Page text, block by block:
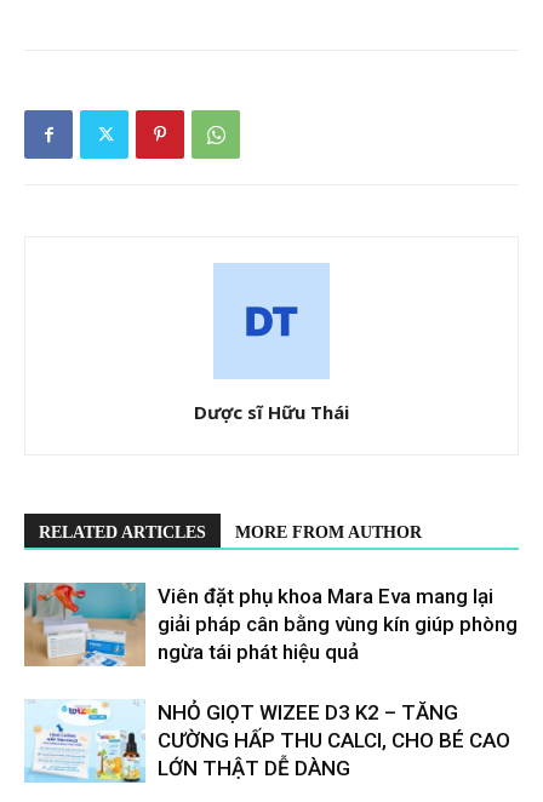
Dược sĩ Hữu Thái
RELATED ARTICLES MORE FROM AUTHOR
Viên đặt phụ khoa Mara Eva mang lại
giải pháp cân bằng vùng kín giúp phòng
ngừa tái phát hiệu quả
NHỎ GIỌT WIZEE D3 K2 – TĂNG
CƯỜNG HẤP THU CALCI, CHO BÉ CAO
LỚN THẬT DỄ DÀNG